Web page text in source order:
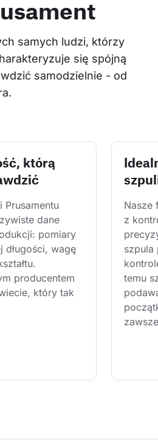
samych ludzi, którzy
się spójną
samodzielnie - od
którą
Prusamentu
dane
pomiary
długości, wagę
producentem
który tak
Nasze
z
szpula
temu